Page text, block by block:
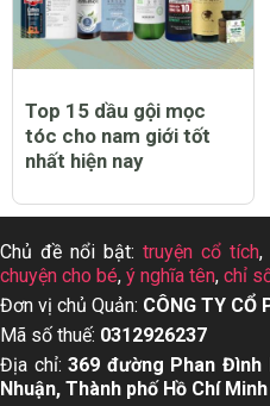
Top 15 dầu gội mọc
tóc cho nam giới tốt
nhất hiện nay
Chủ đề nổi bật:truyện cổ tích,
chuyện cho bé, ý nghĩa tên, chỉ
Đơn vị chủ Quản: CÔNG TY CỔ
Mã số thuế: 0312926237
Địa chỉ:369 đường Phan Đình
Nhuận, Thành phố Hồ Chí Minh